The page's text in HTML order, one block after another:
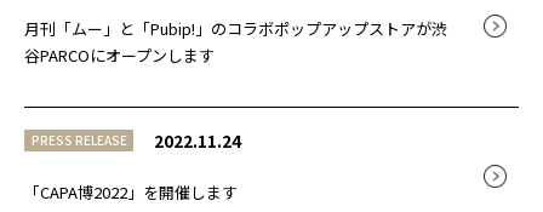
月刊「ムー」と「Pubip!」のコラボポップアップストアが渋
谷PARCOにオープンします
PRESS RELEASE 2022.11.24
「CAPA博2022」を開催します